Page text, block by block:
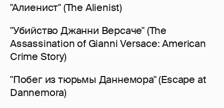
"Алиенист" (The Alienist)
"Убийство Джанни Версаче" (The
Assassination of Gianni Versace: American
Crime Story)
"Побег из тюрьмы Даннемора" (Escape at
Dannemora)